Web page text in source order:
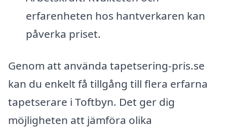
erfarenheten hos hantverkaren kan
påverka priset.
Genom att använda tapetsering-pris.se
kan du enkelt få tillgång till flera erfarna
tapetserare i Toftbyn. Det ger dig
möjligheten att jämföra olika